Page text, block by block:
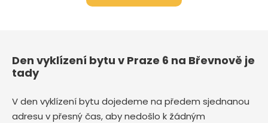
Den vyklízení bytu v Praze 6 na Břevnově je
tady
V den vyklízení bytu dojedeme na předem sjednanou
adresu v přesný čas, aby nedošlo k žádným